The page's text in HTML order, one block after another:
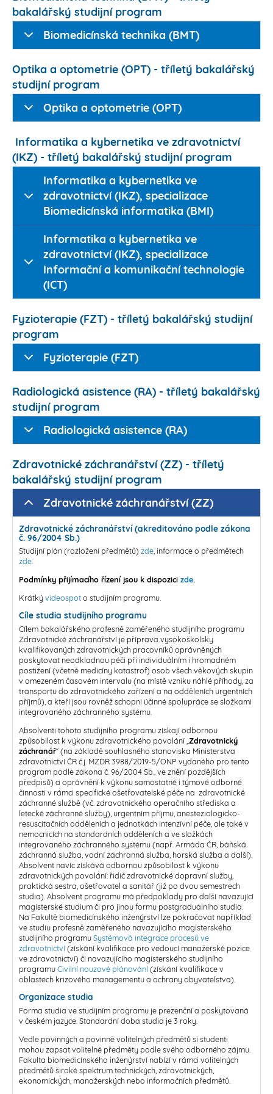
bakalářský studijní program
Biomedicínská technika (BMT)
Optika a optometrie (OPT) - tříletý bakalářský
studijní program
Optika a optometrie (OPT)
Informatika a kybernetika ve zdravotnictví
(IKZ) - tříletý bakalářský studijní program
Informatika a kybernetika ve
zdravotnictví (IKZ), specializace
Biomedicínská informatika (BMI)
Informatika a kybernetika ve
zdravotnictví (IKZ), specializace
Informační a komunikační technologie
(ICT)
Fyzioterapie (FZT) - tříletý bakalářský studijní
program
Fyzioterapie (FZT)
Radiologická asistence (RA) - tříletý bakalářský
studijní program
Radiologická asistence (RA)
Zdravotnické záchranářství (ZZ) - tříletý
bakalářský studijní program
Zdravotnické záchranářství (ZZ)
Zdravotnické záchranářství (akreditováno podle zákona
č. 96/2004 Sb.)
Studijní plán (rozložení předmětů) zde, informace o předmětech
zde.
Podmínky přijímacího řízení jsou k dispozici zde.
Krátkývideospoto studijním programu.
Cíle studia studijního programu
Cílem bakalářského profesně zaměřeného studijního programu
Zdravotnické záchranářství je příprava vysokoškolsky
kvalifikovaných zdravotnických pracovníků oprávněných
poskytovat neodkladnou péči při individuálním i hromadném
postižení (včetně medicíny katastrof) osob všech věkových skupin
v omezeném časovém intervalu (na místě vzniku náhlé příhody, za
transportu do zdravotnického zařízení a na odděleních urgentních
příjmů), a kteří jsou rovněž schopni účinné spolupráce se složkami
integrovaného záchranného systému.
Absolventi tohoto studijního programu získají odbornou
způsobilost k výkonu zdravotnického povolání „ Zdravotnický
záchranář“ (na základě souhlasného stanoviska Ministerstva
zdravotnictví ČR č.j. MZDR 3988/2019-5/ONP vydaného pro tento
program podle zákona č. 96/2004 Sb., ve znění pozdějších
předpisů) a oprávnění k výkonu samostatné i týmové odborné
činnosti v rámci specifické ošetřovatelské péče na zdravotnické
záchranné službě (vč. zdravotnického operačního střediska a
letecké záchranné služby), urgentním příjmu, anesteziologicko-
resuscitačních odděleních a jednotkách intenzívní péče, ale také v
nemocnicích na standardních odděleních a ve složkách
integrovaného záchranného systému (např. Armáda ČR, báňská
záchranná služba, vodní záchranná služba, horská služba a další).
Absolvent navíc získává odbornou způsobilost k výkonu
zdravotnických povolání: řidič zdravotnické dopravní služby,
praktická sestra, ošetřovatel a sanitář (již po dvou semestrech
studia). Absolvent programu má předpoklady pro další navazující
magisterské studium či pro jinou formu postgraduálního studia.
Na Fakultě biomedicínského inženýrství lze pokračovat například
ve studiu profesně zaměřeného navazujícího magisterského
studijního programuSystémová integrace procesů ve
zdravotnictví(získání kvalifikace pro vedoucí manažerské pozice
ve zdravotnictví) či navazujícího magisterského studijního
programuCivilní nouzové plánování(získání kvalifikace v
oblastech krizového managementu a ochrany obyvatelstva).
Organizace studia
Forma studia ve studijním programu je prezenční a poskytovaná
v českém jazyce. Standardní doba studia je 3 roky.
Vedle povinných a povinně volitelných předmětů si studenti
mohou zapsat volitelné předměty podle svého odborného zájmu.
Fakulta biomedicínského inženýrství nabízí v rámci volitelných
předmětů široké spektrum technických, zdravotnických,
ekonomických, manažerských nebo informačních předmětů.